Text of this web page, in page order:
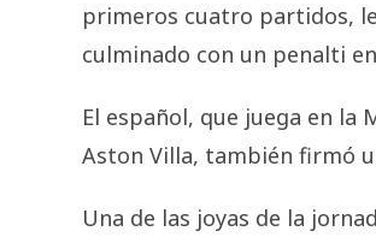
primeros cuatro partidos,
culminado con un penalti
El español, que juega en la
Aston Villa, también firmó
Una de las joyas de la